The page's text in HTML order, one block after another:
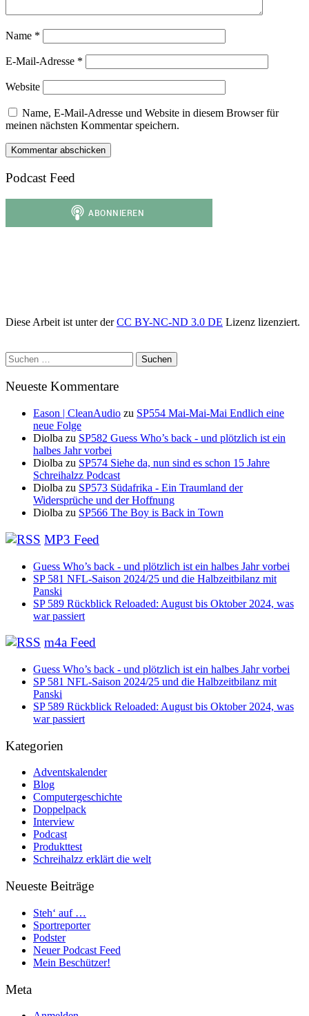
Name *
E-Mail-Adresse *
Website
Name, E-Mail-Adresse und Website in diesem Browser für
meinen nächsten Kommentar speichern.
Podcast Feed
Diese Arbeit ist unter derCC BY-NC-ND 3.0 DE Lizenz lizenziert.
Suchen
nach:
Neueste Kommentare
Eason | CleanAudio zu SP554 Mai-Mai-Mai Endlich eine
neue Folge
Diolba zu SP582 Guess Who’s back - und plötzlich ist ein
halbes Jahr vorbei
Diolba zu SP574 Siehe da, nun sind es schon 15 Jahre
Schreihalzz Podcast
Diolba zu SP573 Südafrika - Ein Traumland der
Widersprüche und der Hoffnung
Diolba zu SP566 The Boy is Back in Town
MP3 Feed
Guess Who’s back - und plötzlich ist ein halbes Jahr vorbei
SP 581 NFL-Saison 2024/25 und die Halbzeitbilanz mit
Panski
SP 589 Rückblick Reloaded: August bis Oktober 2024, was
war passiert
m4a Feed
Guess Who’s back - und plötzlich ist ein halbes Jahr vorbei
SP 581 NFL-Saison 2024/25 und die Halbzeitbilanz mit
Panski
SP 589 Rückblick Reloaded: August bis Oktober 2024, was
war passiert
Kategorien
Adventskalender
Blog
Computergeschichte
Doppelpack
Interview
Podcast
Produkttest
Schreihalzz erklärt die welt
Neueste Beiträge
Steh‘ auf …
Sportreporter
Podster
Neuer Podcast Feed
Mein Beschützer!
Meta